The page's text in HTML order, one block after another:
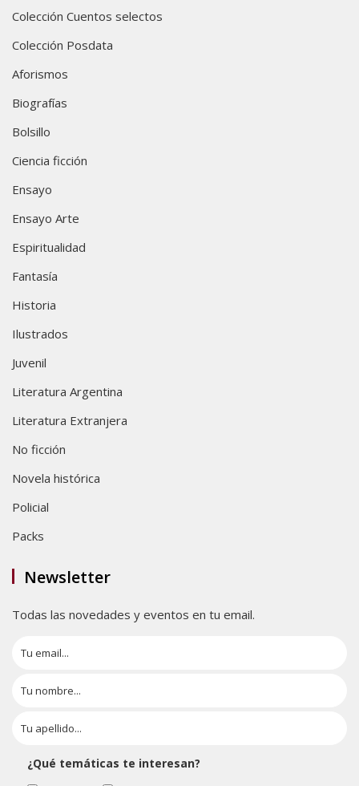
Colección Cuentos selectos
Colección Posdata
Aforismos
Biografías
Bolsillo
Ciencia ficción
Ensayo
Ensayo Arte
Espiritualidad
Fantasía
Historia
Ilustrados
Juvenil
Literatura Argentina
Literatura Extranjera
No ficción
Novela histórica
Policial
Packs
Newsletter
Todas las novedades y eventos en tu email.
¿Qué temáticas te interesan?